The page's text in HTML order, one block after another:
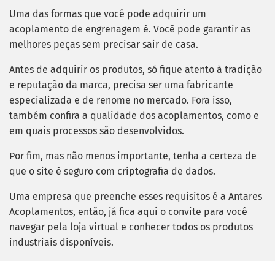
Uma das formas que você pode adquirir um
acoplamento de engrenagem é. Você pode garantir as
melhores peças sem precisar sair de casa.
Antes de adquirir os produtos, só fique atento à tradição
e reputação da marca, precisa ser uma fabricante
especializada e de renome no mercado. Fora isso,
também confira a qualidade dos acoplamentos, como e
em quais processos são desenvolvidos.
Por fim, mas não menos importante, tenha a certeza de
que o site é seguro com criptografia de dados.
Uma empresa que preenche esses requisitos é a Antares
Acoplamentos, então, já fica aqui o convite para você
navegar pela loja virtual e conhecer todos os produtos
industriais disponíveis.